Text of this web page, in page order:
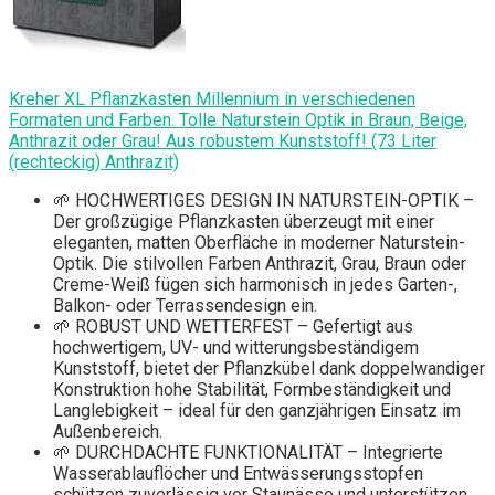
Kreher XL Pflanzkasten Millennium in verschiedenen
Formaten und Farben. Tolle Naturstein Optik in Braun, Beige,
Anthrazit oder Grau! Aus robustem Kunststoff! (73 Liter
(rechteckig) Anthrazit)
🌱 HOCHWERTIGES DESIGN IN NATURSTEIN-OPTIK –
Der großzügige Pflanzkasten überzeugt mit einer
eleganten, matten Oberfläche in moderner Naturstein-
Optik. Die stilvollen Farben Anthrazit, Grau, Braun oder
Creme-Weiß fügen sich harmonisch in jedes Garten-,
Balkon- oder Terrassendesign ein.
🌱 ROBUST UND WETTERFEST – Gefertigt aus
hochwertigem, UV- und witterungsbeständigem
Kunststoff, bietet der Pflanzkübel dank doppelwandiger
Konstruktion hohe Stabilität, Formbeständigkeit und
Langlebigkeit – ideal für den ganzjährigen Einsatz im
Außenbereich.
🌱 DURCHDACHTE FUNKTIONALITÄT – Integrierte
Wasserablauflöcher und Entwässerungsstopfen